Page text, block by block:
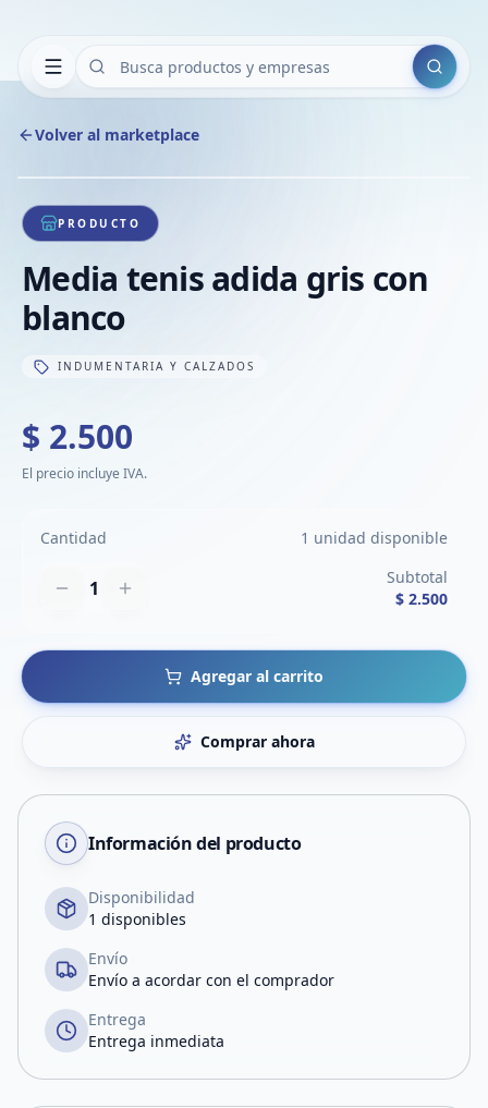
Buscar
Volver al marketplace
1/1
PRODUCTO
Media tenis adida gris con
blanco
INDUMENTARIA Y CALZADOS
$ 2.500
El precio incluye IVA.
Cantidad 1 unidad disponible
1
Subtotal
$ 2.500
Agregar al carrito
Comprar ahora
Información del producto
Disponibilidad
1 disponibles
Envío
Envío a acordar con el comprador
Entrega
Entrega inmediata